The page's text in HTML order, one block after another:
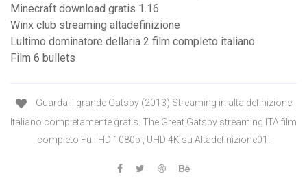
Minecraft download gratis 1.16
Winx club streaming altadefinizione
Lultimo dominatore dellaria 2 film completo italiano
Film 6 bullets
Guarda Il grande Gatsby (2013) Streaming in alta definizione
Italiano completamente gratis. The Great Gatsby streaming ITA film
completo Full HD 1080p , UHD 4K su Altadefinizione01.